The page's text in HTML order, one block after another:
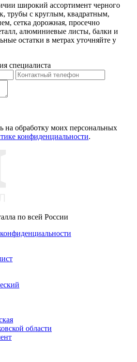
широкий ассортимент черного
трубы с круглым, квадратным,
сетка дорожная, просечно
алюминиевые листы, балки и
остатки в метрах уточняйте у
специалиста
на обработку моих персональных
конфиденциальности.
по всей России
области